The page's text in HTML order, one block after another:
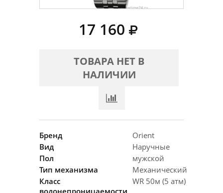
17 160
ТОВАРА НЕТ В
НАЛИЧИИ
Бренд
Orient
Вид
Наручные
Пол
мужской
Тип механизма
Механический
Класс
водонепроницаемости
WR 50м (5 атм)